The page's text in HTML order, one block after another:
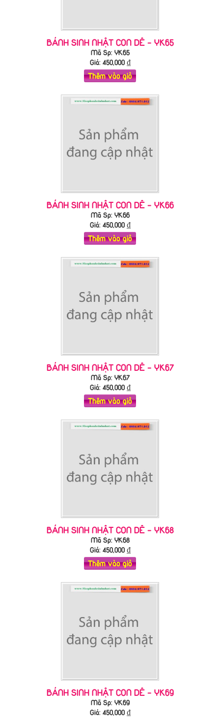
BÁNH SINH NHẬT CON DÊ - YK65
Mã Sp: YK65
Giá: 450,000₫
Thêm vào giỏ
BÁNH SINH NHẬT CON DÊ - YK66
Mã Sp: YK66
Giá: 450,000₫
Thêm vào giỏ
BÁNH SINH NHẬT CON DÊ - YK67
Mã Sp: YK67
Giá: 450,000₫
Thêm vào giỏ
BÁNH SINH NHẬT CON DÊ - YK68
Mã Sp: YK68
Giá: 450,000₫
Thêm vào giỏ
BÁNH SINH NHẬT CON DÊ - YK69
Mã Sp: YK69
Giá: 450,000₫